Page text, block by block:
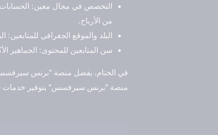
التخصص في مجال معين: الحسابات
من الأرباح.
البلد والموقع الجغرافي
سن المتابعين للمحتوى: الجماهير
في الختام، بفضل منصة "برنس
منصة "برنس سيرفسس" بتوفير خدمات